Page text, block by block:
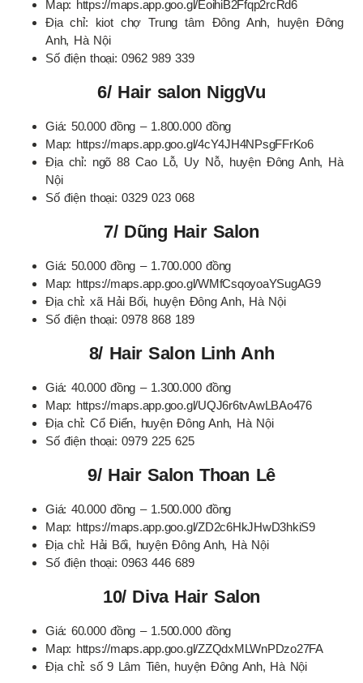
Map: https://maps.app.goo.gl/EoihiB2Ffqp2rcRd6
Địa chỉ: kiot chợ Trung tâm Đông Anh, huyện Đông
Anh, Hà Nội
Số điện thoại: 0962 989 339
6/ Hair salon NiggVu
Giá: 50.000 đồng – 1.800.000 đồng
Map: https://maps.app.goo.gl/4cY4JH4NPsgFFrKo6
Địa chỉ: ngõ 88 Cao Lỗ, Uy Nỗ, huyện Đông Anh, Hà
Nội
Số điện thoại: 0329 023 068
7/ Dũng Hair Salon
Giá: 50.000 đồng – 1.700.000 đồng
Map: https://maps.app.goo.gl/WMfCsqoyoaYSugAG9
Địa chỉ: xã Hải Bối, huyện Đông Anh, Hà Nội
Số điện thoại: 0978 868 189
8/ Hair Salon Linh Anh
Giá: 40.000 đồng – 1.300.000 đồng
Map: https://maps.app.goo.gl/UQJ6r6tvAwLBAo476
Địa chỉ: Cổ Điển, huyện Đông Anh, Hà Nội
Số điện thoại: 0979 225 625
9/ Hair Salon Thoan Lê
Giá: 40.000 đồng – 1.500.000 đồng
Map: https://maps.app.goo.gl/ZD2c6HkJHwD3hkiS9
Địa chỉ: Hải Bối, huyện Đông Anh, Hà Nội
Số điện thoại: 0963 446 689
10/ Diva Hair Salon
Giá: 60.000 đồng – 1.500.000 đồng
Map: https://maps.app.goo.gl/ZZQdxMLWnPDzo27FA
Địa chỉ: số 9 Lâm Tiên, huyện Đông Anh, Hà Nội